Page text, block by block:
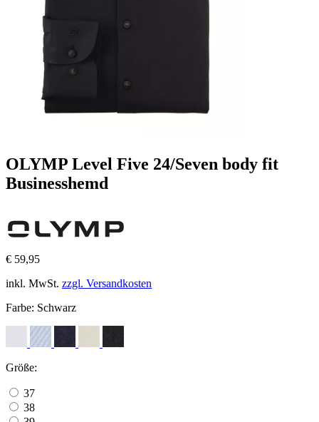
OLYMP Level Five 24/Seven body fit
Businesshemd
€ 59,95
inkl. MwSt. zzgl. Versandkosten
Farbe: Schwarz
Größe:
37
38